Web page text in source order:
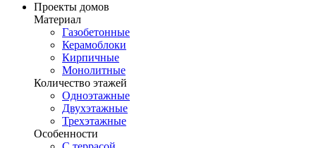
Проекты домов
Материал
Газобетонные
Керамоблоки
Кирпичные
Монолитные
Количество этажей
Одноэтажные
Двухэтажные
Трехэтажные
Особенности